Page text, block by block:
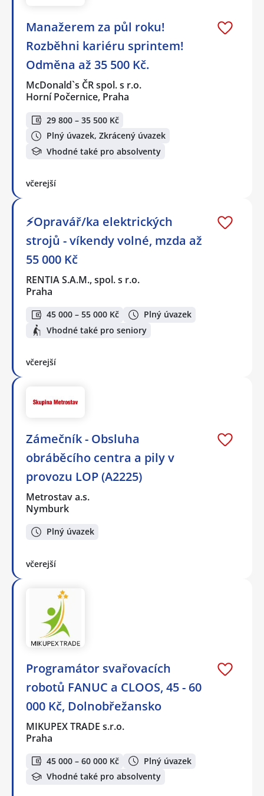
Manažerem za půl roku!
Rozběhni kariéru sprintem!
Odměna až 35 500 Kč.
McDonald`s ČR spol. s r.o.
Horní Počernice, Praha
29 800 – 35 500 Kč
Plný úvazek, Zkrácený úvazek
Vhodné také pro absolventy
včerejší
⚡Opravář/ka elektrických
strojů - víkendy volné, mzda až
55 000 Kč
RENTIA S.A.M., spol. s r.o.
Praha
45 000 – 55 000 Kč
Plný úvazek
Vhodné také pro seniory
včerejší
Zámečník - Obsluha
obráběcího centra a pily v
provozu LOP (A2225)
Metrostav a.s.
Nymburk
Plný úvazek
včerejší
Programátor svařovacích
robotů FANUC a CLOOS, 45 - 60
000 Kč, Dolnobřežansko
MIKUPEX TRADE s.r.o.
Praha
45 000 – 60 000 Kč
Plný úvazek
Vhodné také pro absolventy